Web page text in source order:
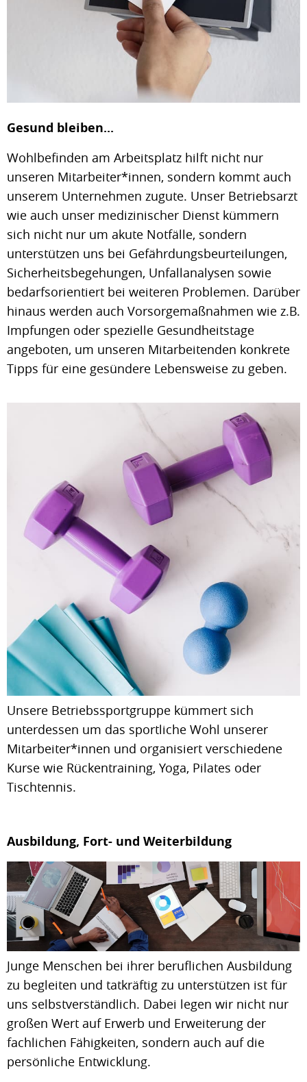
Gesund bleiben...
Wohlbefinden am Arbeitsplatz hilft nicht nur
unseren Mitarbeiter*innen, sondern kommt auch
unserem Unternehmen zugute. Unser Betriebsarzt
wie auch unser medizinischer Dienst kümmern
sich nicht nur um akute Notfälle, sondern
unterstützen uns bei Gefährdungsbeurteilungen,
Sicherheitsbegehungen, Unfallanalysen sowie
bedarfsorientiert bei weiteren Problemen. Darüber
hinaus werden auch Vorsorgemaßnahmen wie z.B.
Impfungen oder spezielle Gesundheitstage
angeboten, um unseren Mitarbeitenden konkrete
Tipps für eine gesündere Lebensweise zu geben.
Unsere Betriebssportgruppe kümmert sich
unterdessen um das sportliche Wohl unserer
Mitarbeiter*innen und organisiert verschiedene
Kurse wie Rückentraining, Yoga, Pilates oder
Tischtennis.
Ausbildung, Fort- und Weiterbildung
Junge Menschen bei ihrer beruflichen Ausbildung
zu begleiten und tatkräftig zu unterstützen ist für
uns selbstverständlich. Dabei legen wir nicht nur
großen Wert auf Erwerb und Erweiterung der
fachlichen Fähigkeiten, sondern auch auf die
persönliche Entwicklung.